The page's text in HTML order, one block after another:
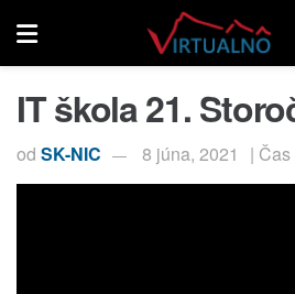
IT škola 21.
od SK-NIC 8 júna, 2021 |